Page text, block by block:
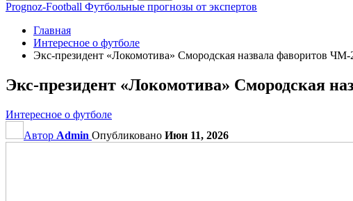
Prognoz-Football Футбольные прогнозы от экспертов
Главная
Интересное о футболе
Экс‑президент «Локомотива» Смородская назвала фаворитов
Экс‑президент «Локомотива» Смородская
Интересное о футболе
Автор Admin Опубликовано Июн 11, 2026